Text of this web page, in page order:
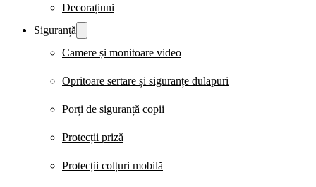
Decorațiuni
Siguranță
Camere și monitoare video
Opritoare sertare și siguranțe dulapuri
Porți de siguranță copii
Protecții priză
Protecții colțuri mobilă